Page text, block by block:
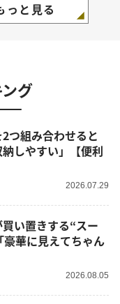
っと見る
グ
つ組み合わせると
納しやすい」【便利
2026.07.29
買い置きする“スー
華に見えてちゃん
2026.08.05